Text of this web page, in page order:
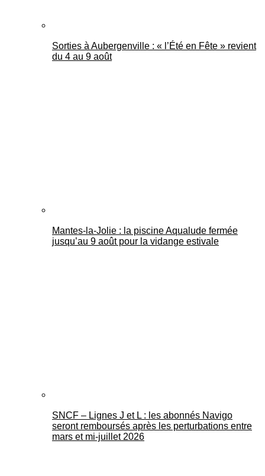
Sorties à Aubergenville : « l’Été en Fête » revient
du 4 au 9 août
Mantes-la-Jolie : la piscine Aqualude fermée
jusqu’au 9 août pour la vidange estivale
SNCF – Lignes J et L : les abonnés Navigo
seront remboursés après les perturbations entre
mars et mi-juillet 2026